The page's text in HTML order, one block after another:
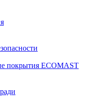
покрытия ECOMAST